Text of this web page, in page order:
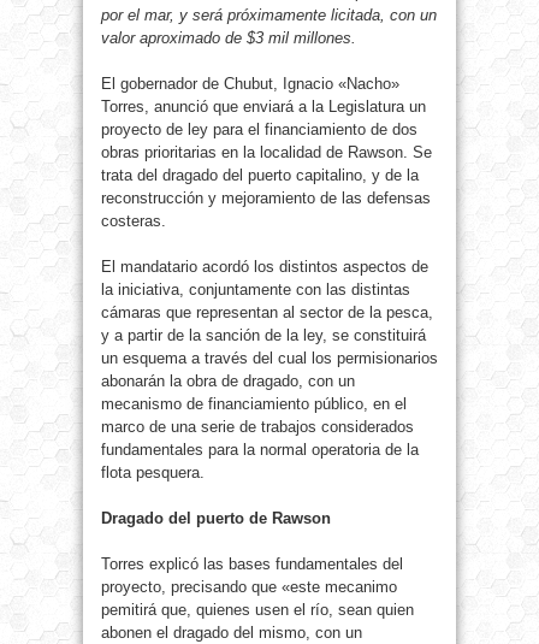
por el mar, y será próximamente licitada, con un
valor aproximado de $3 mil millones.
El gobernador de Chubut, Ignacio «Nacho»
Torres, anunció que enviará a la Legislatura un
proyecto de ley para el financiamiento de dos
obras prioritarias en la localidad de Rawson. Se
trata del dragado del puerto capitalino, y de la
reconstrucción y mejoramiento de las defensas
costeras.
El mandatario acordó los distintos aspectos de
la iniciativa, conjuntamente con las distintas
cámaras que representan al sector de la pesca,
y a partir de la sanción de la ley, se constituirá
un esquema a través del cual los permisionarios
abonarán la obra de dragado, con un
mecanismo de financiamiento público, en el
marco de una serie de trabajos considerados
fundamentales para la normal operatoria de la
flota pesquera.
Dragado del puerto de Rawson
Torres explicó las bases fundamentales del
proyecto, precisando que «este mecanimo
pemitirá que, quienes usen el río, sean quien
abonen el dragado del mismo, con un